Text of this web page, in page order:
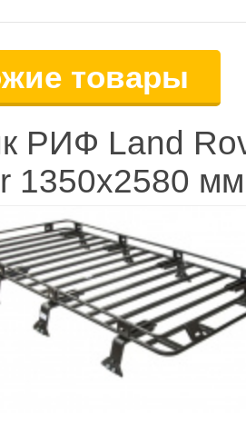
товары
РИФ Land
1350x2580 мм